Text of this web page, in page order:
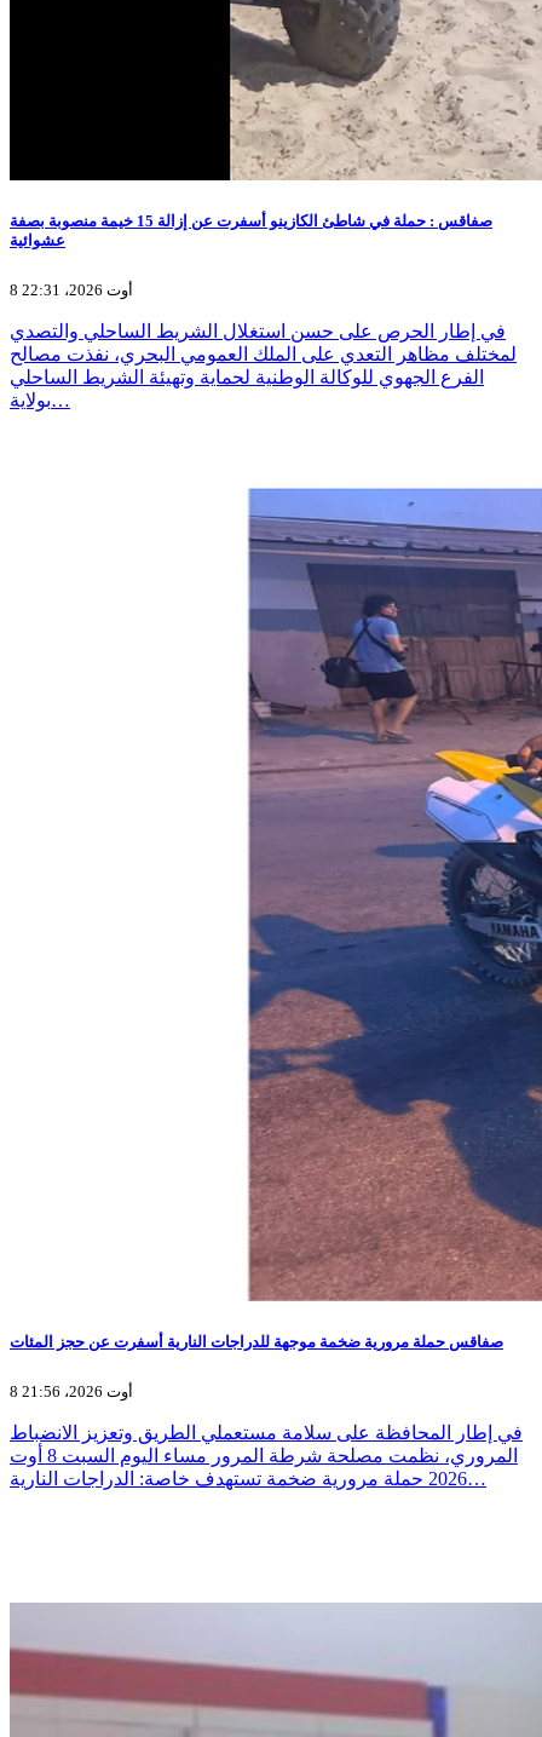
صفاقس : حملة في شاطئ الكازينو أسفرت عن إزالة 15 خيمة منصوبة بصفة
عشوائية
8 أوت 2026، 22:31
في إطار الحرص على حسن استغلال الشريط الساحلي والتصدي
لمختلف مظاهر التعدي على الملك العمومي البحري، نفذت مصالح
الفرع الجهوي للوكالة الوطنية لحماية وتهيئة الشريط الساحلي
بولاية…
صفاقس حملة مرورية ضخمة موجهة للدراجات النارية أسفرت عن حجز المئات
8 أوت 2026، 21:56
في إطار المحافظة على سلامة مستعملي الطريق وتعزيز الانضباط
المروري، نظمت مصلحة شرطة المرور مساء اليوم السبت 8 أوت
2026 حملة مرورية ضخمة تستهدف خاصة: الدراجات النارية…